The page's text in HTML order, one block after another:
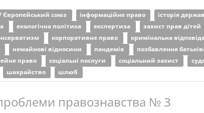
Європейський союз інформаційне право історія
екологічна політика експертиза захист прав дітей
корпоративне право кримінальна
немайнові відносини пандемія позбавлення
право соціальні послуги соціальний захист
шахрайство шлюб
правознавства № 3